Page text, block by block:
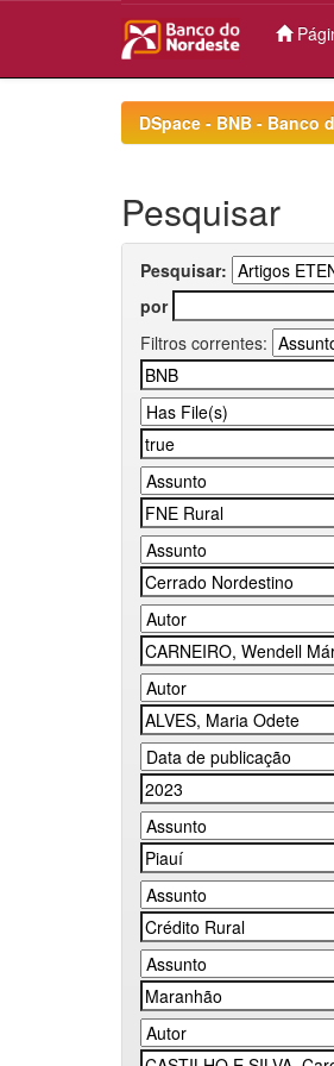
DSpace - BNB - Banco
Pesquisar
Pesquisar:
por
Filtros correntes: